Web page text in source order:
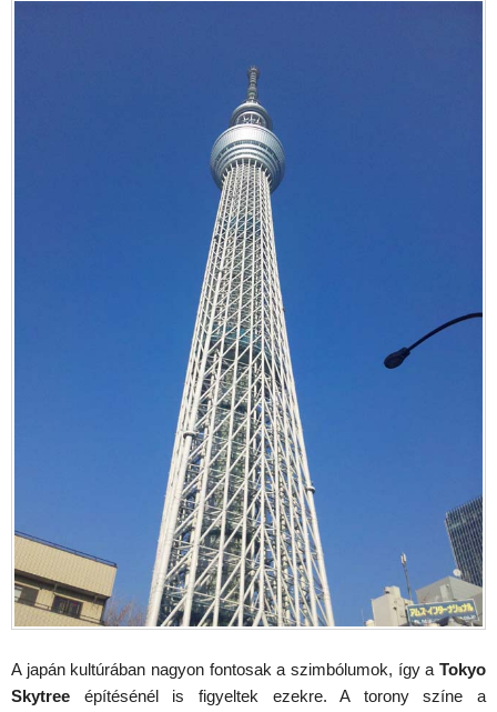
A japán kultúrában nagyon fontosak a szimbólumok, így a Tokyo
Skytree építésénél is figyeltek ezekre. A torony színe a